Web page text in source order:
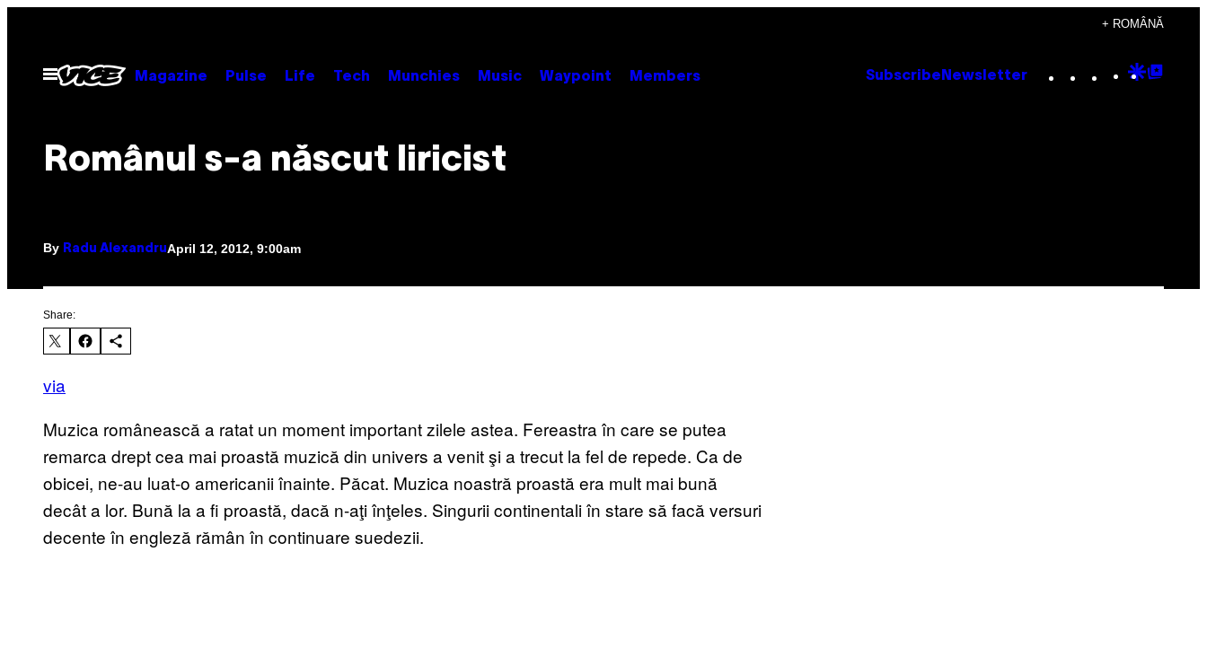
content
+ ROMÂNĂ
Open
Menu
Magazine Pulse Life Tech Munchies Music Waypoint Members Subscribe Newsletter Instagram
TikTok
YouTube
Google
Românul s-a născut liricist
By Radu Alexandru April 12, 2012, 9:00am
Share:
via
Muzica românească a ratat un moment important zilele astea. Fereastra în care se putea
remarca drept cea mai proastă muzică din univers a venit şi a trecut la fel de repede. Ca de
obicei, ne-au luat-o americanii înainte. Păcat. Muzica noastră proastă era mult mai bună
decât a lor. Bună la a fi proastă, dacă n-aţi înţeles. Singurii continentali în stare să facă versuri
decente în engleză rămân în continuare suedezii.